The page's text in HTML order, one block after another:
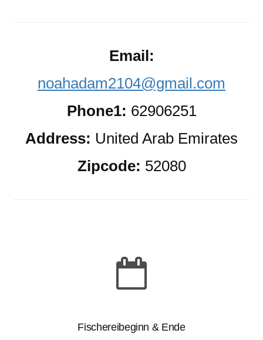
Email:
noahadam2104@gmail.com
Phone1: 62906251
Address: United Arab Emirates
Zipcode: 52080
Fischereibeginn & Ende